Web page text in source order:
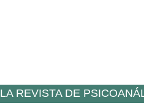
LA REVISTA DE